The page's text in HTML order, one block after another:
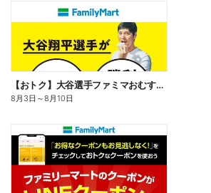
【おトク】大谷選手ファミマおむすび割
8月3日 ～8月10日